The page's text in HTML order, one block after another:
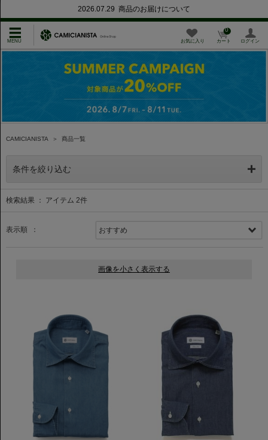
2026.07.29 商品のお届けについて
お気に入り カート
0
ログイン
CAMICIANISTA ＞ 商品一覧
条件を絞り込む
検索結果 ： アイテム 2件
表示順 ：